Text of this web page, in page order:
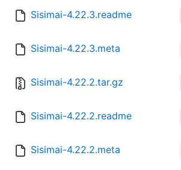
Sisimai-4.22.3.readme
Sisimai-4.22.3.meta
Sisimai-4.22.2.tar.gz
Sisimai-4.22.2.readme
Sisimai-4.22.2.meta